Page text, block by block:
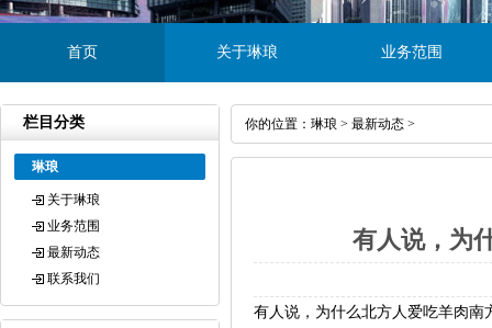
首页 关于琳琅 业务范围
栏目分类
琳琅
关于琳琅
业务范围
最新动态
联系我们
你的位置： 琳琅 > 最新动态 >
有人说，为
有人说，为什么北方人爱吃羊肉